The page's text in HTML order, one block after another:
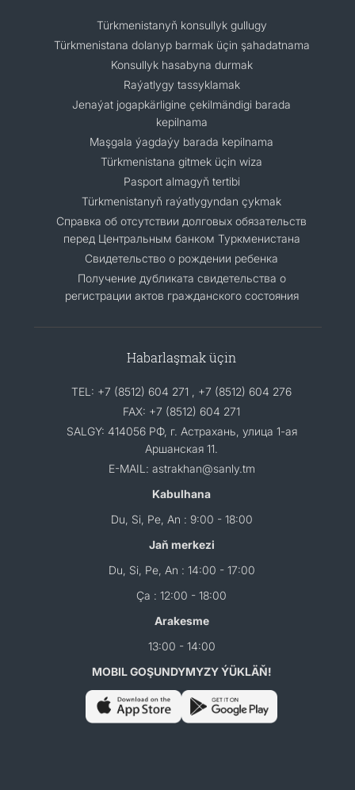
Türkmenistanyň konsullyk gullugy
Türkmenistana dolanyp barmak üçin şahadatnama
Konsullyk hasabyna durmak
Raýatlygy tassyklamak
Jenaýat jogapkärligine çekilmändigi barada
kepilnama
Maşgala ýagdaýy barada kepilnama
Türkmenistana gitmek üçin wiza
Pasport almagyň tertibi
Türkmenistanyň raýatlygyndan çykmak
Cправка об отсутствии долговых обязательств
перед Центральным банком Туркменистана
Свидетельство о рождении ребенка
Получение дубликата свидетельства о
регистрации актов гражданского состояния
Habarlaşmak üçin
TEL: +7 (8512) 604 271 , +7 (8512) 604 276
FAX: +7 (8512) 604 271
SALGY: 414056 РФ, г. Астрахань, улица 1-ая
Аршанская 11.
E-MAIL: astrakhan@sanly.tm
Kabulhana
Du, Si, Pe, An : 9:00 - 18:00
Jaň merkezi
Du, Si, Pe, An : 14:00 - 17:00
Ça : 12:00 - 18:00
Arakesme
13:00 - 14:00
MOBIL GOŞUNDYMYZY ÝÜKLÄŇ!